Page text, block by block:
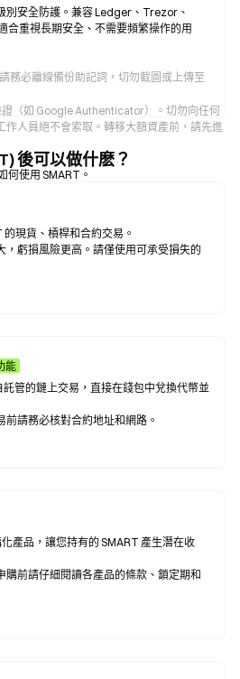
別安全防護。兼容 Ledger、Trezor、
合重視長期安全、不需要頻繁操作的用
務必離線備份助記詞，切勿截圖或上傳至
（如 Google Authenticator）。切勿向任何
人員絕不會索取。轉移大額資產前，請先進
後可以做什麽？
何使用 SMART。
現貨、槓桿和合約交易。
，虧損風險更高。請僅使用可承受損失的
能
管的鏈上交易，直接在錢包中兌換代幣並
請務必核對合約地址和網路。
產品，讓您持有的 SMART 產生潛在收
購前請仔細閱讀各產品的條款、鎖定期和